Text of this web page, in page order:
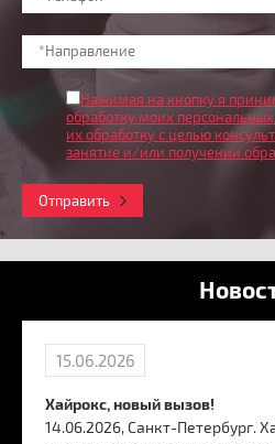
Нажимая на кнопку я
обработку моих
их обработку с целью
занятие и/или получении
Отправить
15.06.2026
Хайрокс, новый вызов!
14.06.2026, Санкт-Петербург.